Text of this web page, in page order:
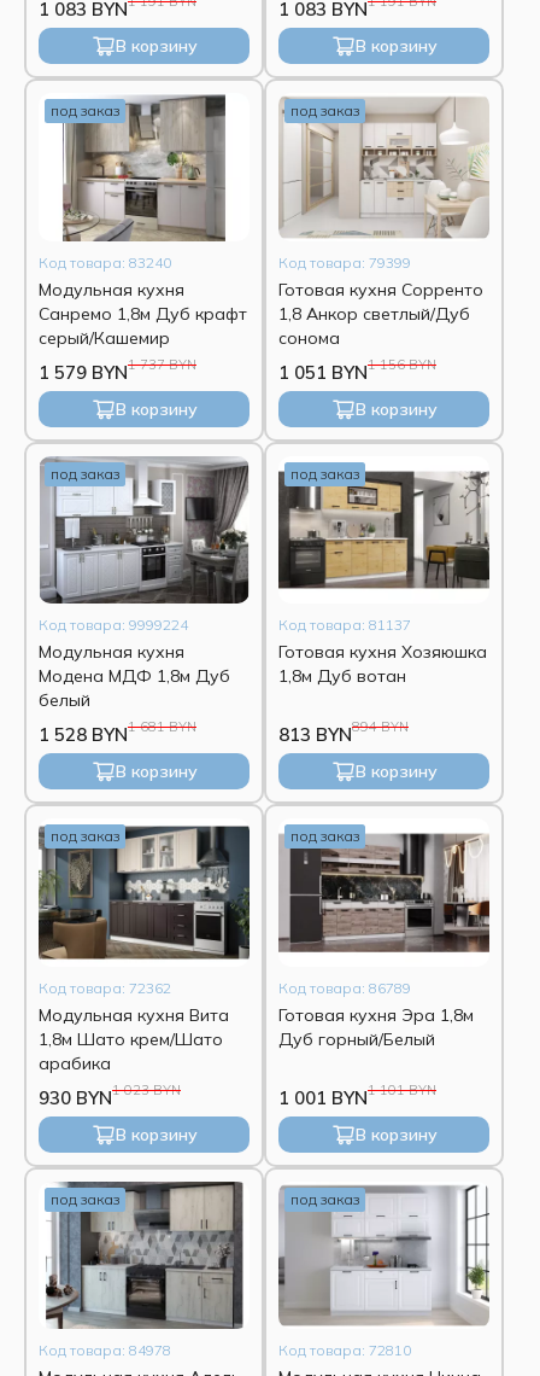
1 083 BYN
В корзину
1 083 BYN
В корзину
под заказ
Код товара: 83240
Модульная кухня
Санремо 1,8м Дуб крафт
серый/Кашемир
1 737 BYN
1 579 BYN
В корзину
под заказ
Код товара: 79399
Готовая кухня Сорренто
1,8 Анкор светлый/Дуб
сонома
1 156 BYN
1 051 BYN
В корзину
под заказ
Код товара: 9999224
Модульная кухня
Модена МДФ 1,8м Дуб
белый
1 681 BYN
1 528 BYN
В корзину
под заказ
Код товара: 81137
Готовая кухня Хозяюшка
1,8м Дуб вотан
894 BYN
813 BYN
В корзину
под заказ
Код товара: 72362
Модульная кухня Вита
1,8м Шато крем/Шато
арабика
1 023 BYN
930 BYN
В корзину
под заказ
Код товара: 86789
Готовая кухня Эра 1,8м
Дуб горный/Белый
1 101 BYN
1 001 BYN
В корзину
под заказ
Код товара: 84978
под заказ
Код товара: 72810